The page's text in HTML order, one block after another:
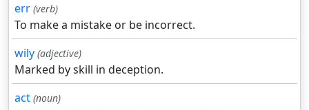
err (verb)
To make a mistake or be incorrect.
wily (adjective)
Marked by skill in deception.
act (noun)